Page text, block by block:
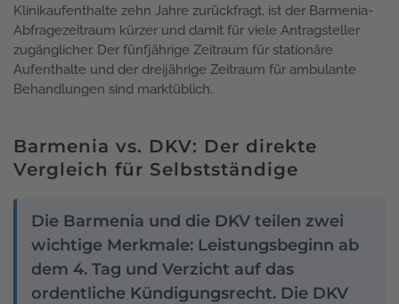
Klinikaufenthalte zehn Jahre zurückfragt, ist der Barmenia-
Abfragezeitraum kürzer und damit für viele Antragsteller
zugänglicher. Der fünfjährige Zeitraum für stationäre
Aufenthalte und der dreijährige Zeitraum für ambulante
Behandlungen sind marktüblich.
Barmenia vs. DKV: Der direkte
Vergleich für Selbstständige
Die Barmenia und die DKV teilen zwei
wichtige Merkmale: Leistungsbeginn ab
dem 4. Tag und Verzicht auf das
ordentliche Kündigungsrecht. Die DKV